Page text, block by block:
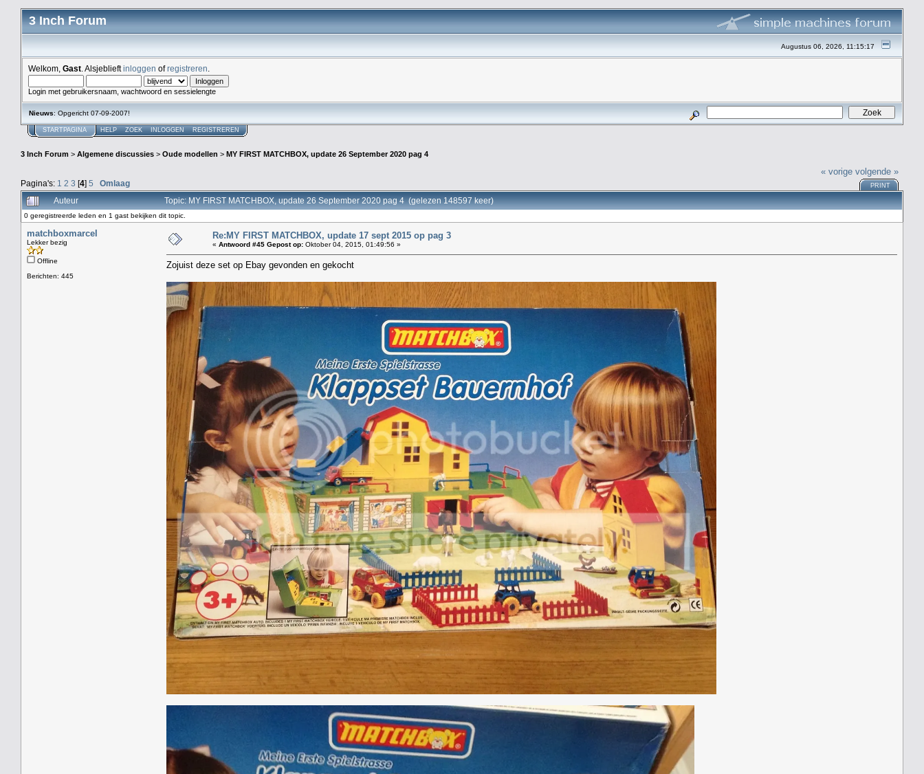
3 Inch Forum
Augustus 06, 2026, 11:15:17
Welkom, Gast . Alsjeblieftinloggen ofregistreren
Login met gebruikersnaam, wachtwoord en sessielengte
Nieuws: Opgericht 07-09-2007!
STARTPAGINA HELP ZOEK INLOGGEN REGISTREREN
3 Inch Forum > Algemene discussies > Oude modellen > MY FIRST MATCHBOX, update 26 September 2020 pag 4
Pagina's: 1 2 3 [4] 5 Omlaag
« vorige volgende »
PRINT
Auteur Topic: MY FIRST MATCHBOX, update 26 September 2020 pag 4 (gelezen 148597 keer)
0 geregistreerde leden en 1 gast bekijken dit topic.
matchboxmarcel
Lekker bezig
Offline
Berichten: 445
Re:MY FIRST MATCHBOX, update 17 sept 2015 op pag 3
« Antwoord #45 Gepost op: Oktober 04, 2015, 01:49:56 »
Zojuist deze set op Ebay gevonden en gekocht